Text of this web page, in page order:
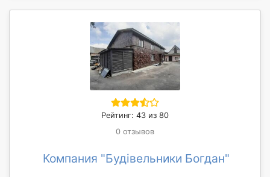
Рейтинг: 43 из 80
0 отзывов
Компания "Будівельники Богдан"